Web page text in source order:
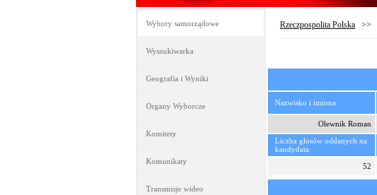
Wybory samorządowe
Wyszukiwarka
Geografia i Wyniki
Organy Wyborcze
Komitety
Komunikaty
Transmisje wideo
Rzeczpospolita Polska >>
Nazwisko i imiona
Olewnik Roman
Liczba głosów oddanych na
kandydata
52